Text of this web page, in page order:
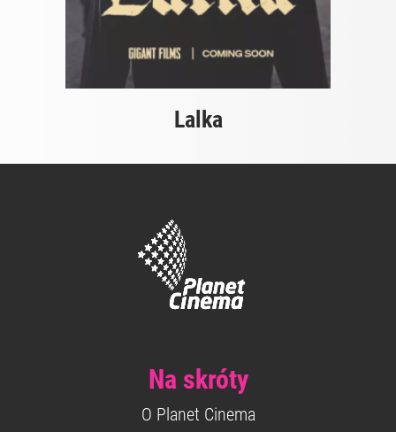
Lalka
Na skróty
O Planet Cinema